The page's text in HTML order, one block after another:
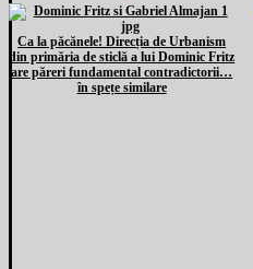
Ca la păcănele! Direcția de Urbanism
din primăria de sticlă a lui Dominic Fritz
are păreri fundamental contradictorii…
în spețe similare